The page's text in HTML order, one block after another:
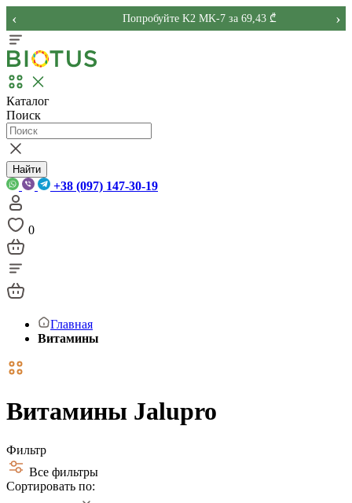
Попробуйте K2 MK-7 за 69,43 ₾
‹ ›
Каталог
Поиск
Найти
+38 (097) 147-30-19
0
Главная
Витамины
Витамины Jalupro
Фильтр
Все фильтры
Сортировать по: